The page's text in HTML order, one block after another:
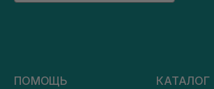
ПОМОЩЬ КАТАЛОГ